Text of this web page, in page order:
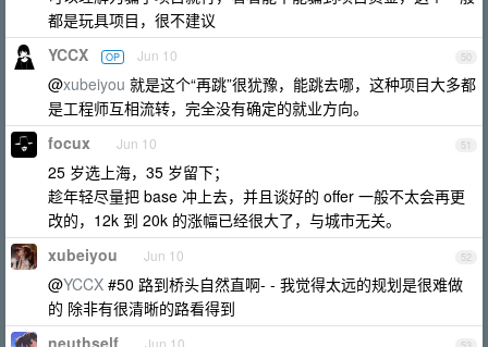
都是玩具项目，很不建议
50
YCCX OP Jun 10
@xubeiyou 就是这个“再跳”很犹豫，能跳去哪，这种项目大多都
是工程师互相流转，完全没有确定的就业方向。
51
focux Jun 10
25 岁选上海，35 岁留下；
趁年轻尽量把 base 冲上去，并且谈好的 offer 一般不太会再更
改的，12k 到 20k 的涨幅已经很大了，与城市无关。
52
xubeiyou Jun 10
@YCCX #50 路到桥头自然直啊- - 我觉得太远的规划是很难做
的 除非有很清晰的路看得到
neuthself Jun 10